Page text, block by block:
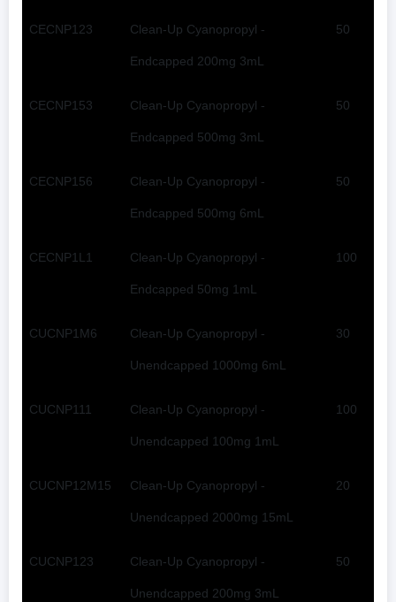
50
Clean-Up Cyanopropyl -
Endcapped 200mg 3mL
CECNP123
50
Clean-Up Cyanopropyl -
Endcapped 500mg 3mL
CECNP153
50
Clean-Up Cyanopropyl -
Endcapped 500mg 6mL
CECNP156
100
Clean-Up Cyanopropyl -
Endcapped 50mg 1mL
CECNP1L1
30
Clean-Up Cyanopropyl -
Unendcapped 1000mg 6mL
CUCNP1M6
100
Clean-Up Cyanopropyl -
Unendcapped 100mg 1mL
CUCNP111
20
Clean-Up Cyanopropyl -
Unendcapped 2000mg 15mL
CUCNP12M15
50
Clean-Up Cyanopropyl -
Unendcapped 200mg 3mL
CUCNP123